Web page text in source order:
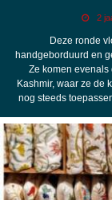
2
Deze ronde
handgeborduurd en
Ze komen evenals
Kashmir, waar ze de
nog steeds